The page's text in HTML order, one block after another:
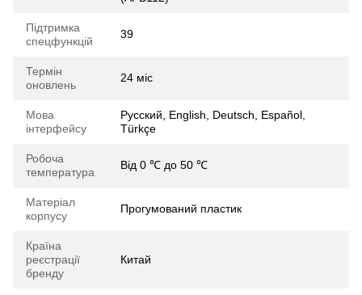
Підтримка
спецфункцій
39
Термін
оновлень
24 міс
Мова
інтерфейсу
Русский, English, Deutsch, Español,
Türkçe
Робоча
температура
Від 0 ℃ до 50 ℃
Матеріал
корпусу
Прогумований пластик
Країна
реєстрації
бренду
Китай